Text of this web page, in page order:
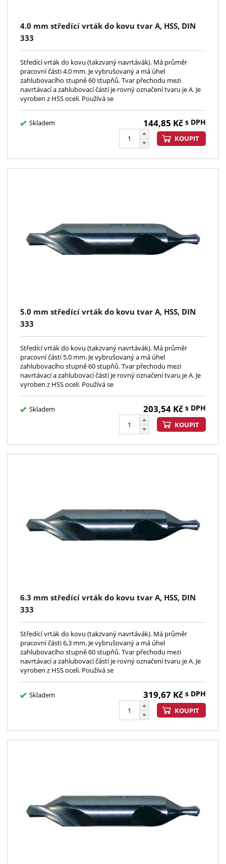
4.0 mm středící vrták do kovu tvar A, HSS, DIN
333
Středící vrták do kovu (takzvaný navrtávák). Má průměr
pracovní části 4.0 mm. Je vybrušovaný a má úhel
zahlubovacího stupně 60 stupňů. Tvar přechodu mezi
navrtávací a zahlubovací částí je rovný označení tvaru je A. Je
vyroben z HSS oceli. Používá se
Skladem 144,85 Kč s DPH
KOUPIT
5.0 mm středící vrták do kovu tvar A, HSS, DIN
333
Středící vrták do kovu (takzvaný navrtávák). Má průměr
pracovní části 5.0 mm. Je vybrušovaný a má úhel
zahlubovacího stupně 60 stupňů. Tvar přechodu mezi
navrtávací a zahlubovací částí je rovný označení tvaru je A. Je
vyroben z HSS oceli. Používá se
Skladem 203,54 Kč s DPH
KOUPIT
6.3 mm středící vrták do kovu tvar A, HSS, DIN
333
Středící vrták do kovu (takzvaný navrtávák). Má průměr
pracovní části 6,3 mm. Je vybrušovaný a má úhel
zahlubovacího stupně 60 stupňů. Tvar přechodu mezi
navrtávací a zahlubovací částí je rovný označení tvaru je A. Je
vyroben z HSS oceli. Používá se
Skladem 319,67 Kč s DPH
KOUPIT